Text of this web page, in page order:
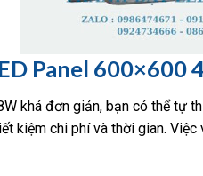
Panel 600×600
khá đơn giản, bạn có thể tự
kiệm chi phí và thời gian.